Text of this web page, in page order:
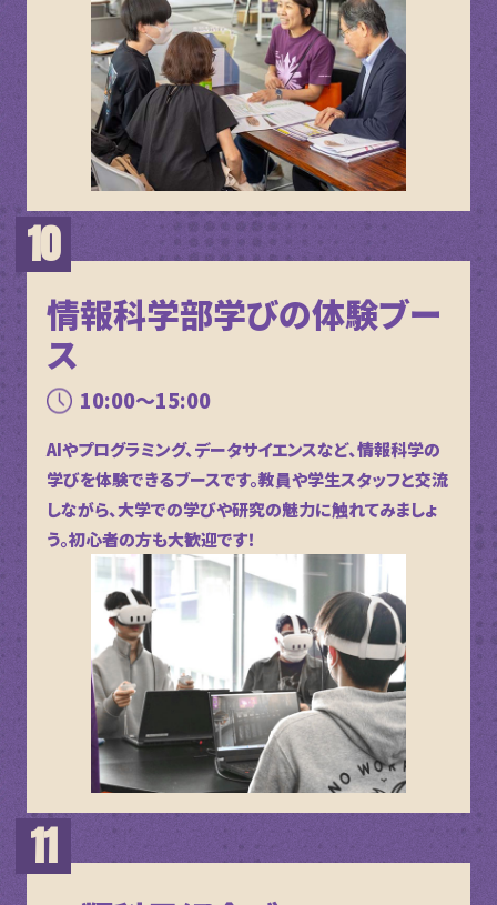
情報科学部学びの体験ブー
ス
10:00～15:00
AIやプログラミング、データサイエンスなど、情報科学の
学びを体験できるブースです。教員や学生スタッフと交流
しながら、大学での学びや研究の魅力に触れてみましょ
う。初心者の方も大歓迎です！